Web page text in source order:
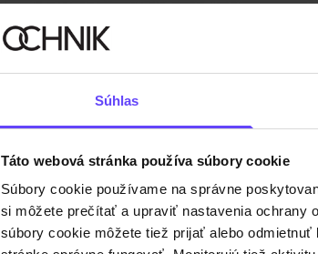
Súhlas
Táto webová stránka používa súbory cookie
Súbory cookie používame na správne
si môžete prečítať a upraviť nastavenia ochrany
súbory cookie môžete tiež prijať alebo